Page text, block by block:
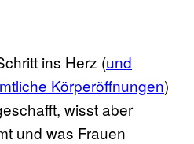
ins Herz (und
Körperöffnungen)
wisst aber
und was Frauen